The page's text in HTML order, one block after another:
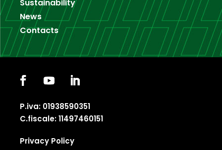
Sustainability
News
Contacts
P.iva: 01938590351
C.fiscale: 11497460151
Privacy Policy